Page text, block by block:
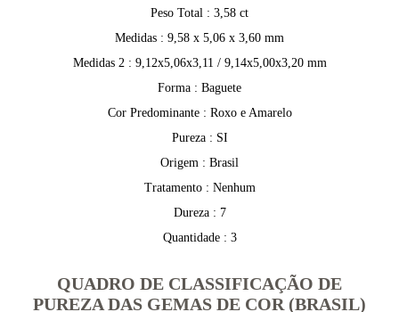
Peso Total : 3,58 ct
Medidas : 9,58 x 5,06 x 3,60 mm
Medidas 2 : 9,12x5,06x3,11 / 9,14x5,00x3,20 mm
Forma : Baguete
Cor Predominante : Roxo e Amarelo
Pureza : SI
Origem : Brasil
Tratamento : Nenhum
Dureza : 7
Quantidade : 3
QUADRO DE CLASSIFICAÇÃO DE
PUREZA DAS GEMAS DE COR (BRASIL)